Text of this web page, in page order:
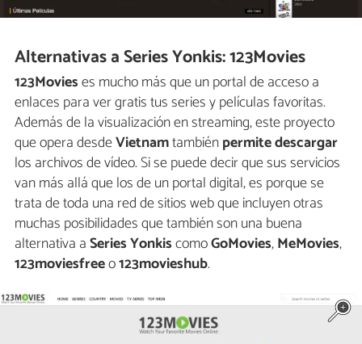
Alternativas a Series Yonkis: 123Movies
123Movieses mucho más que un portal de acceso a
enlaces para ver gratis tus series y películas favoritas.
Además de la visualización en streaming, este proyecto
que opera desdeVietnamtambiénpermite descargar
los archivos de vídeo. Si se puede decir que sus servicios
van más allá que los de un portal digital, es porque se
trata de toda una red de sitios web que incluyen otras
muchas posibilidades que también son una buena
alternativa aSeries YonkiscomoGoMovies,MeMovies,
123moviesfreeo123movieshub.